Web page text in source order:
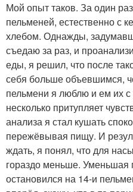
Мой опыт таков. За один
пельменей, естественно с
хлебом. Однажды,
съедаю за раз, и
еды, я решил, что после
себя больше объевшимся,
пельмени я люблю и ем их с
несколько притупляет
анализа я стал кушать
пережёвывая пищу. И
ждать, я понял, что для
гораздо меньше. Уменьшая
остановился на 14-и